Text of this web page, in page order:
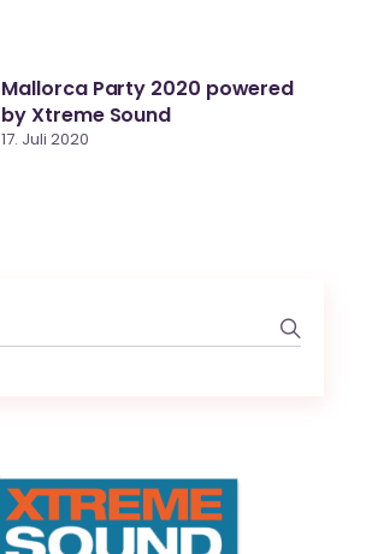
Mallorca Party 2020 powered
by Xtreme Sound
17. Juli 2020